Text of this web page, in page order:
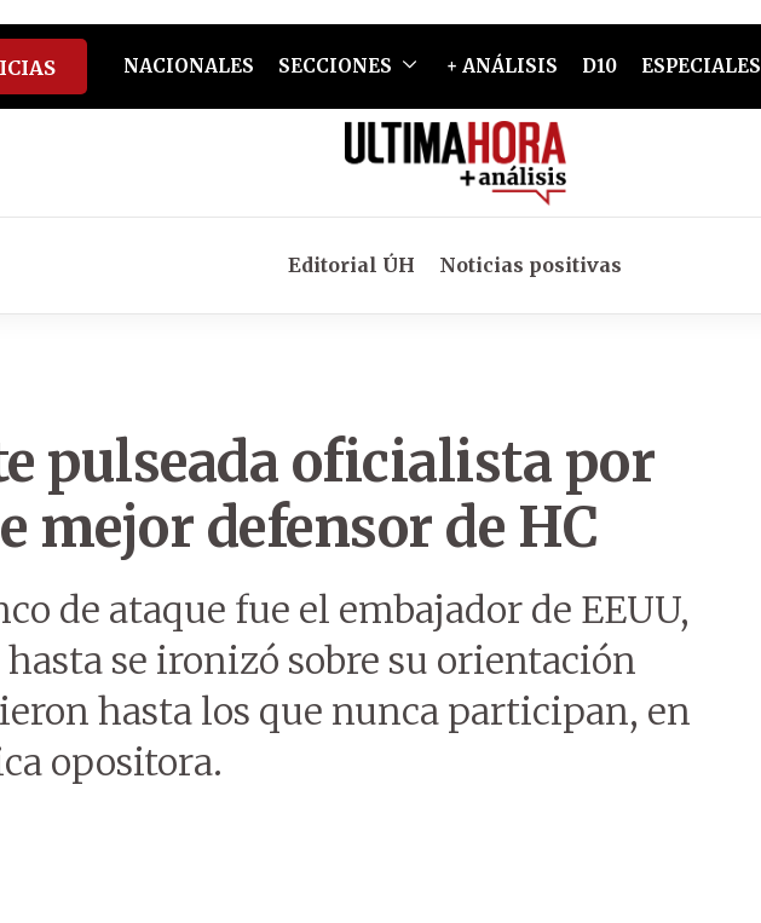
NACIONALES SECCIONES + ANÁLISIS D10 ESPECIALES
Editorial ÚH Noticias positivas
pulseada oficialista por
mejor defensor de HC
de ataque fue el embajador de EEUU,
se ironizó sobre su orientación
hasta los que nunca participan, en
opositora.